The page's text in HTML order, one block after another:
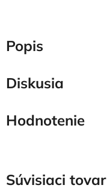
Popis
Diskusia
Hodnotenie
Súvisiaci tovar